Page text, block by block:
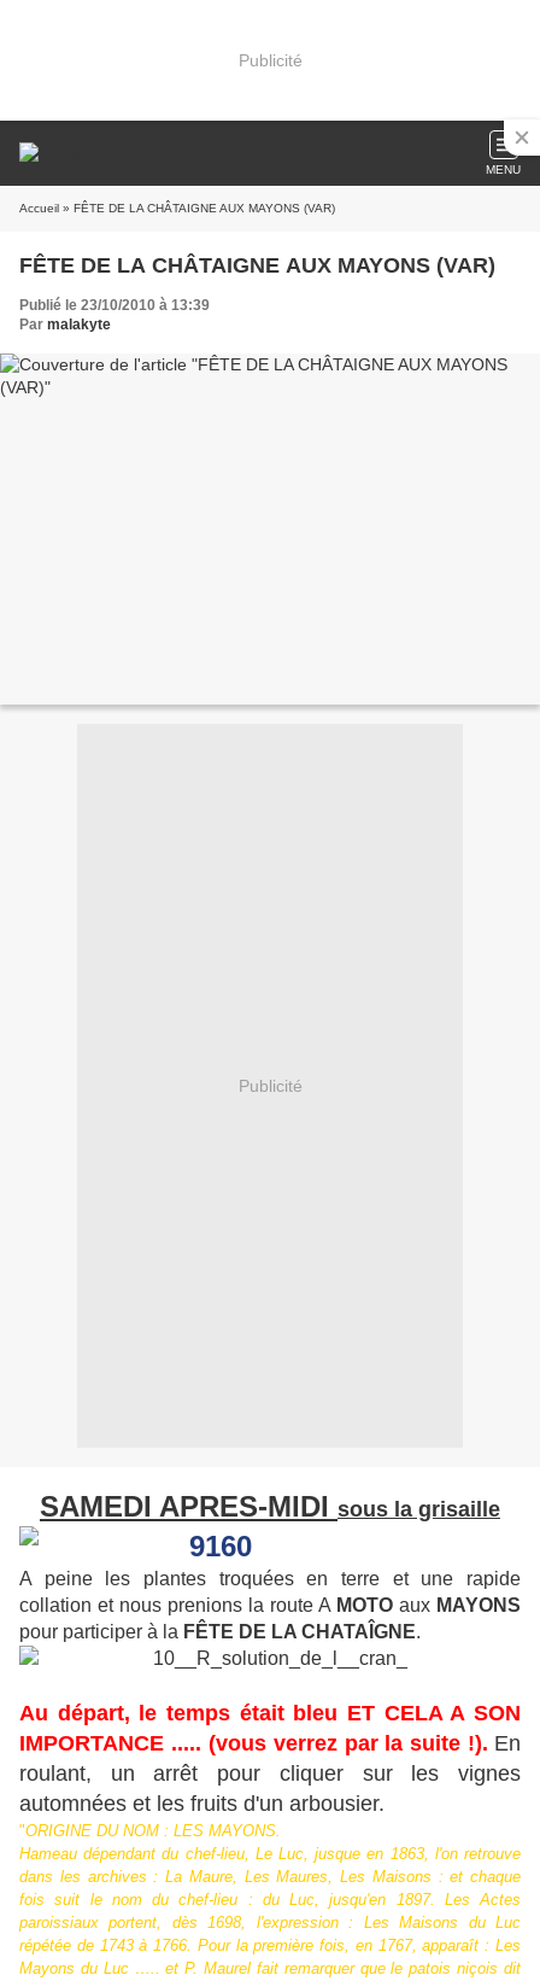
Publicité
MENU
Accueil » FÊTE DE LA CHÂTAIGNE AUX MAYONS (VAR)
FÊTE DE LA CHÂTAIGNE AUX MAYONS (VAR)
Publié le 23/10/2010 à 13:39
Par malakyte
Publicité
SAMEDI APRES-MIDI sous la grisaille
A peine les plantes troquées en terre et une rapide
collation et nous prenions la route A MOTO aux MAYONS
pour participer à la FÊTE DE LA CHATAÎGNE.
Au départ, le temps était bleu ET CELA A SON
IMPORTANCE ..... (vous verrez par la suite !). En
roulant, un arrêt pour cliquer sur les vignes
automnées et les fruits d'un arbousier.
"ORIGINE DU NOM : LES MAYONS.
Hameau dépendant du chef-lieu, Le Luc, jusque en 1863, l'on retrouve
dans les archives : La Maure, Les Maures, Les Maisons : et chaque
fois suit le nom du chef-lieu : du Luc, jusqu'en 1897. Les Actes
paroissiaux portent, dès 1698, l'expression : Les Maisons du Luc
répétée de 1743 à 1766. Pour la première fois, en 1767, apparaît : Les
Mayons du Luc ….. et P. Maurel fait remarquer que le patois niçois dit